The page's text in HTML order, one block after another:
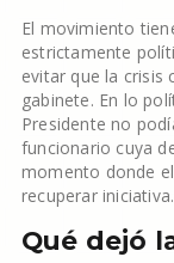
El movimiento
estrictamente
evitar que la crisis
gabinete. En lo
Presidente no
funcionario cuya
momento donde
recuperar iniciativa.
Qué dejó